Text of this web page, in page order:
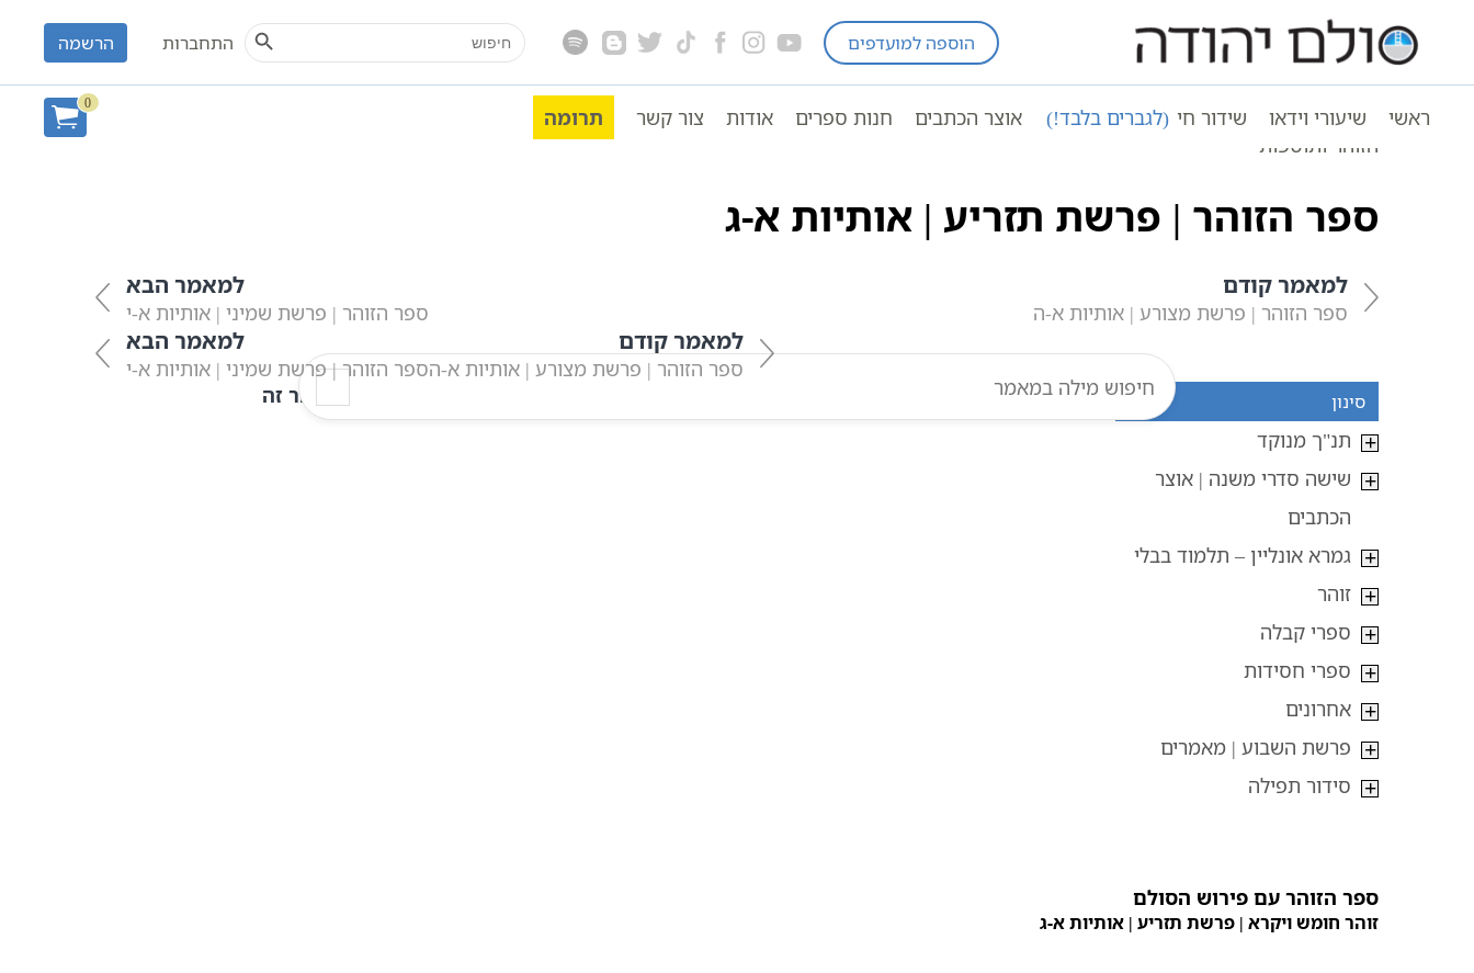
הוספה למועדפים Search
for:
Search Button
התחברות הרשמה
ראשי שיעורי וידאו שידור חי (לגברים בלבד!) אוצר הכתבים חנות ספרים אודות צור קשר תרומה
0
עמוד ראשי אוצר הכתבים זוהר חומש ויקרא ספר הזוהר פר' תזריע ספר הזוהר | פרשת תזריע | אותיות א-ג
הזוהר הקדוש:
לימוד זוהר וסודות הקבלה באופן מסודר בספר המרכזי של חכמת הקבלה | פה תמצאו את כל כתבי הזוהר הקדוש על סדר פרשיות השבוע | תיקוני
הזוהר ותוספות
ספר הזוהר | פרשת תזריע | אותיות א-ג
למאמר קודם
ספר הזוהר | פרשת מצורע | אותיות א-ה
למאמר הבא
ספר הזוהר | פרשת שמיני | אותיות א-י
ספר הזוהר עם פירוש הסולם
זוהר חומש ויקרא | פרשת תזריע | אותיות א-ג
סינון
תנ"ך מנוקד
שישה סדרי משנה | אוצר
הכתבים
גמרא אונליין – תלמוד בבלי
זוהר
ספרי קבלה
ספרי חסידות
אחרונים
פרשת השבוע | מאמרים
סידור תפילה
למאמר קודם
ספר הזוהר | פרשת מצורע | אותיות א-ה
למאמר הבא
ספר הזוהר | פרשת שמיני | אותיות א-י
הדפס מאמר זה